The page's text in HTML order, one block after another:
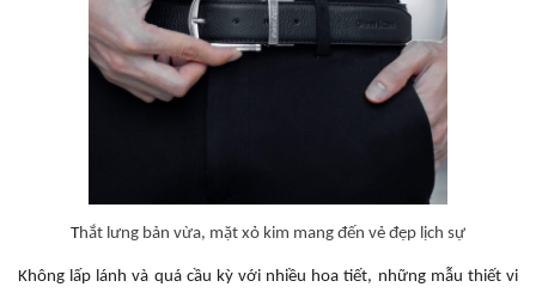
Thắt lưng bản vừa, mặt xỏ kim mang đến vẻ đẹp lịch sự
Không lấp lánh và quá cầu kỳ với nhiều hoa tiết, những mẫu thiết vi